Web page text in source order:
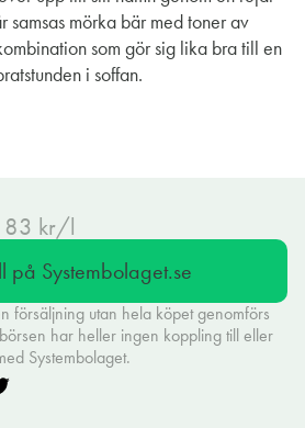
samsas mörka bär med toner av
som gör sig lika bra till en
i soffan.
83 kr/l
på Systembolaget.se
försäljning utan hela köpet genomförs
har heller ingen koppling till eller
Systembolaget.